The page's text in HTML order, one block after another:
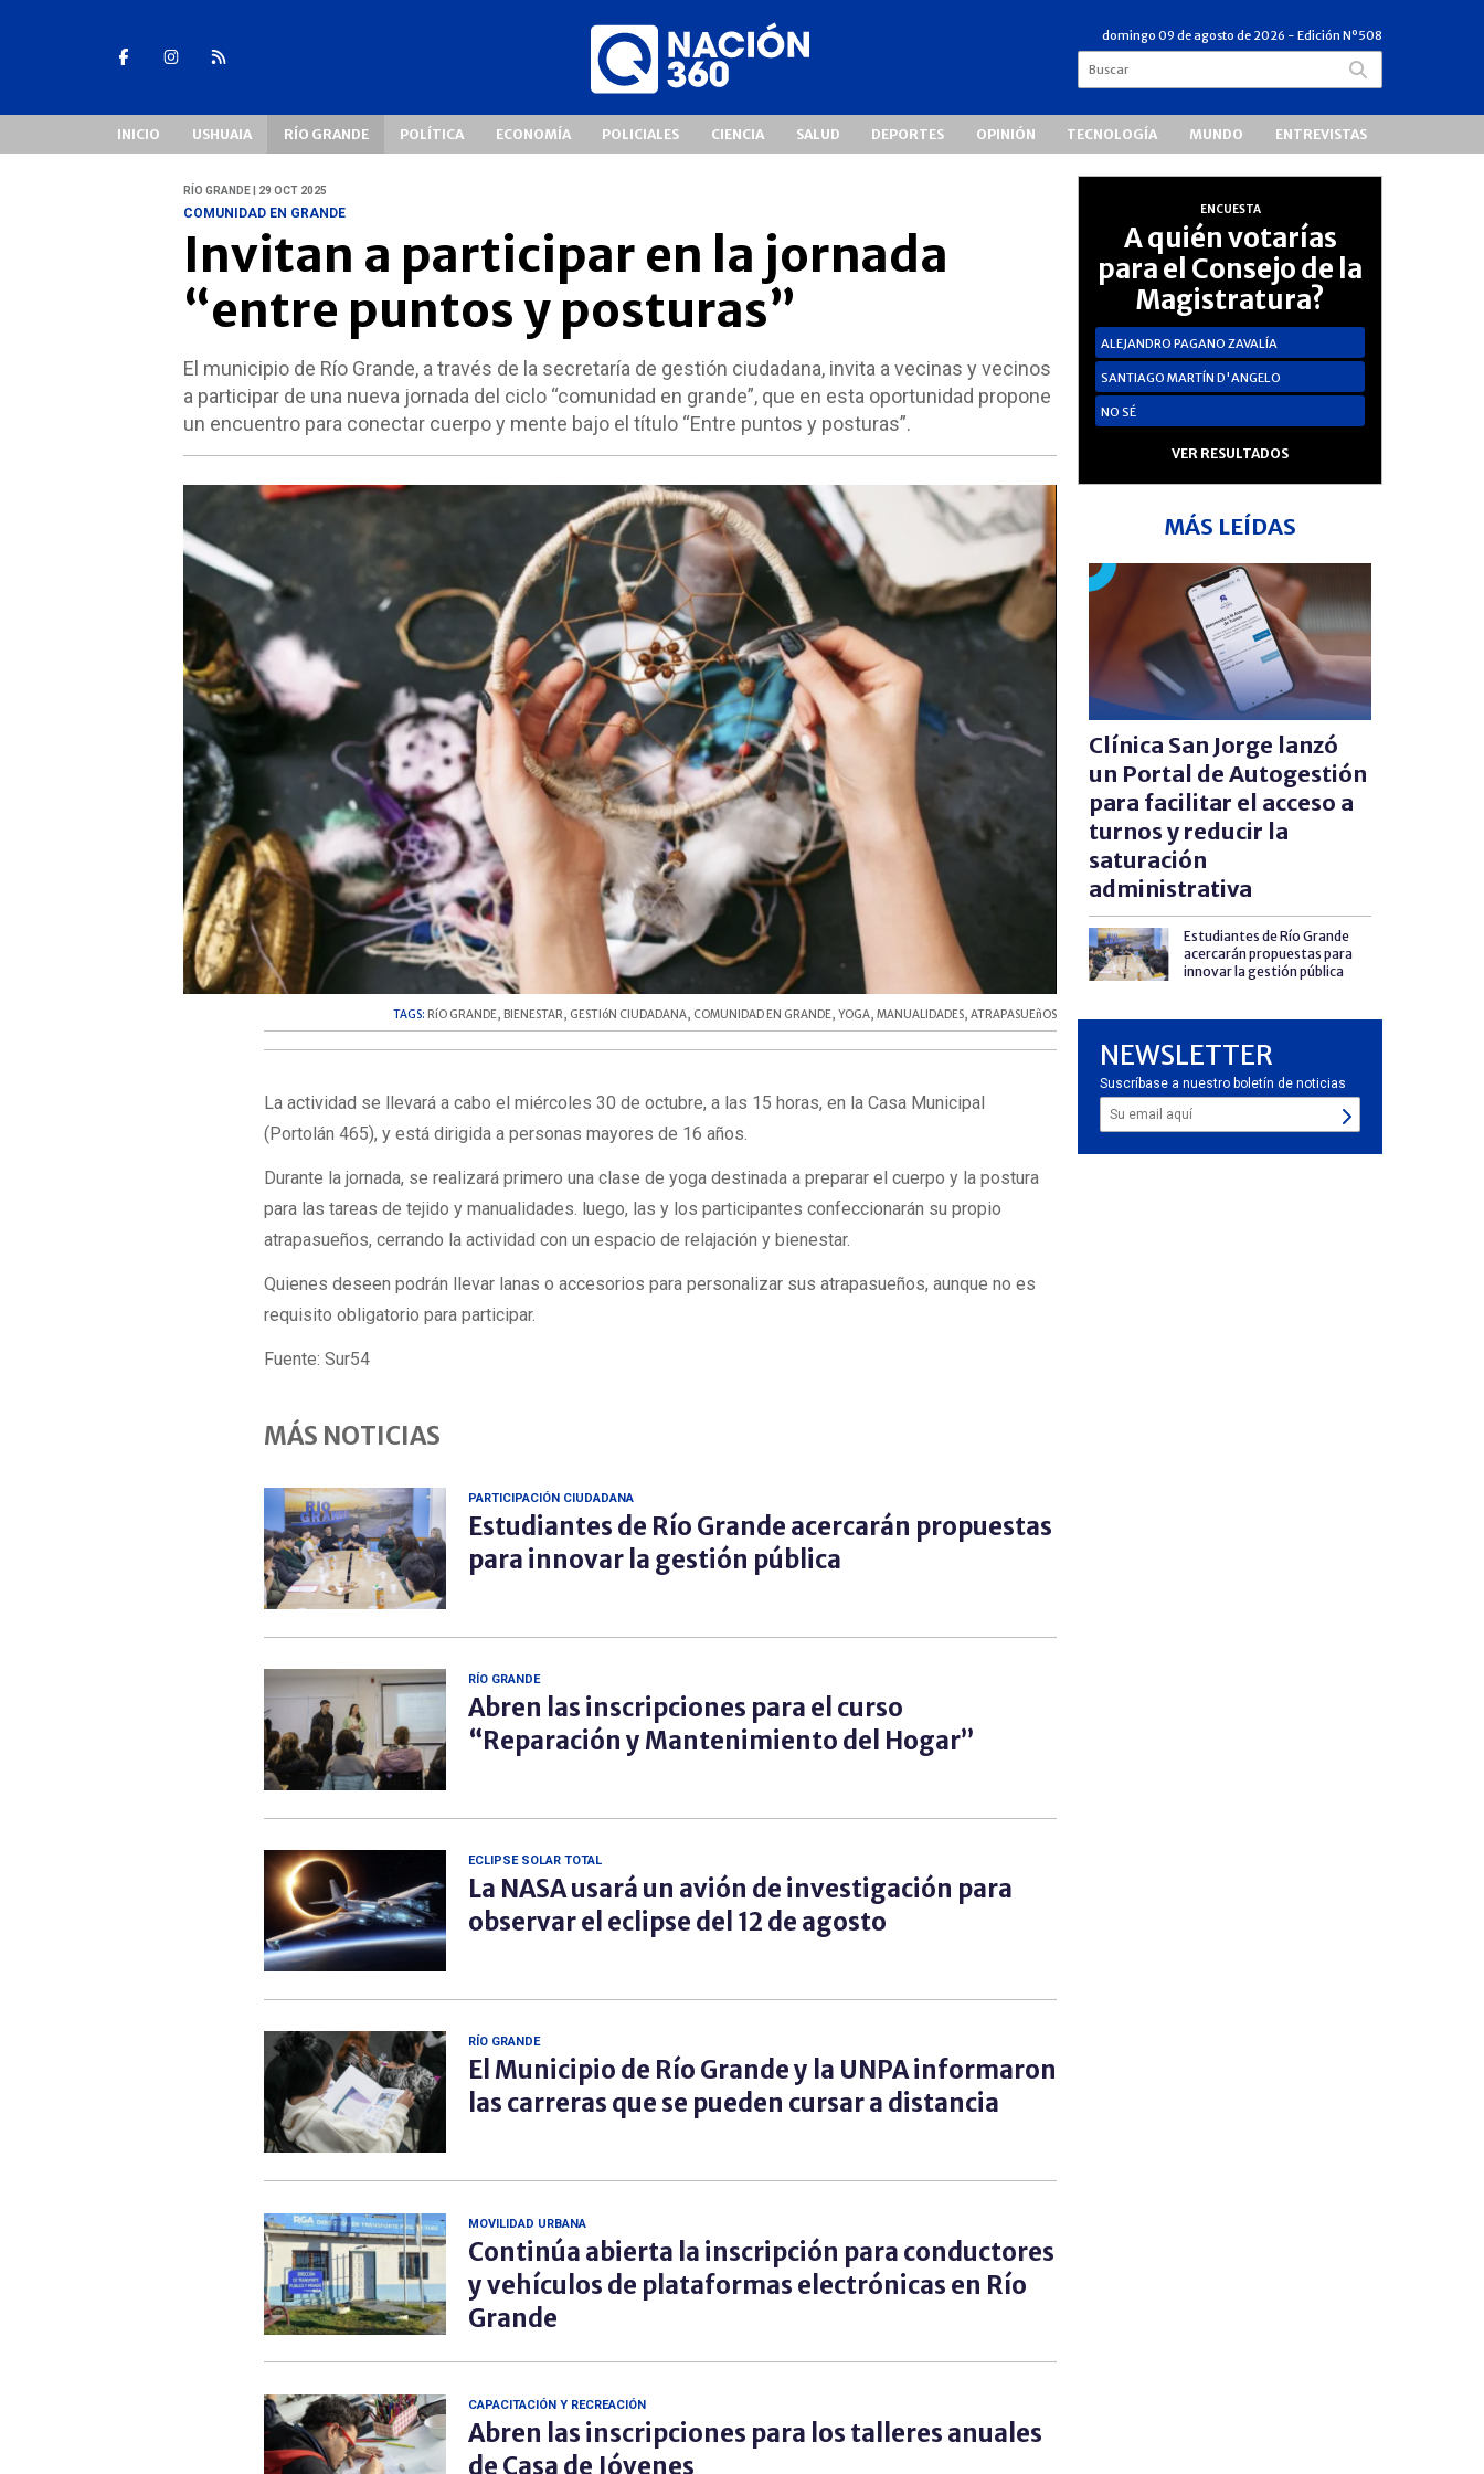
domingo 09 de agosto de 2026 - Edición Nº508
INICIO USHUAIA RÍO GRANDE POLÍTICA ECONOMÍA POLICIALES CIENCIA SALUD DEPORTES OPINIÓN TECNOLOGÍA MUNDO ENTREVISTAS
RÍO GRANDE | 29 OCT 2025
COMUNIDAD EN GRANDE
Invitan a participar en la jornada
“entre puntos y posturas”
El municipio de Río Grande, a través de la secretaría de gestión ciudadana, invita a vecinas y vecinos
a participar de una nueva jornada del ciclo “comunidad en grande”, que en esta oportunidad propone
un encuentro para conectar cuerpo y mente bajo el título “Entre puntos y posturas”.
TAGS:RíO GRANDE,BIENESTAR, GESTIóN CIUDADANA, COMUNIDAD EN GRANDE,YOGA,MANUALIDADES,ATRAPASUEñOS
La actividad se llevará a cabo el miércoles 30 de octubre, a las 15 horas, en la Casa Municipal
(Portolán 465), y está dirigida a personas mayores de 16 años.
Durante la jornada, se realizará primero una clase de yoga destinada a preparar el cuerpo y la postura
para las tareas de tejido y manualidades. luego, las y los participantes confeccionarán su propio
atrapasueños, cerrando la actividad con un espacio de relajación y bienestar.
Quienes deseen podrán llevar lanas o accesorios para personalizar sus atrapasueños, aunque no es
requisito obligatorio para participar.
Fuente: Sur54
MÁS NOTICIAS
PARTICIPACIÓN CIUDADANA
Estudiantes de Río Grande acercarán propuestas
para innovar la gestión pública
RÍO GRANDE
Abren las inscripciones para el curso
“Reparación y Mantenimiento del Hogar”
ECLIPSE SOLAR TOTAL
La NASA usará un avión de investigación para
observar el eclipse del 12 de agosto
RÍO GRANDE
El Municipio de Río Grande y la UNPA informaron
las carreras que se pueden cursar a distancia
MOVILIDAD URBANA
Continúa abierta la inscripción para conductores
y vehículos de plataformas electrónicas en Río
Grande
CAPACITACIÓN Y RECREACIÓN
Abren las inscripciones para los talleres anuales
de Casa de Jóvenes
ENCUESTA
A quién votarías
para el Consejo de la
Magistratura?
ALEJANDRO PAGANO ZAVALÍA
SANTIAGO MARTÍN D'ANGELO
NO SÉ
VER RESULTADOS
MÁS LEÍDAS
Clínica San Jorge lanzó
un Portal de Autogestión
para facilitar el acceso a
turnos y reducir la
saturación
administrativa
Estudiantes de Río Grande
acercarán propuestas para
innovar la gestión pública
NEWSLETTER
Suscríbase a nuestro boletín de noticias